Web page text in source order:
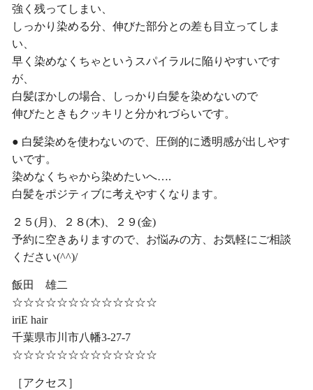
強く残ってしまい、
しっかり染める分、伸びた部分との差も目立ってしま
い、
早く染めなくちゃというスパイラルに陥りやすいです
が、
白髪ぼかしの場合、しっかり白髪を染めないので
伸びたときもクッキリと分かれづらいです。
● 白髪染めを使わないので、圧倒的に透明感が出しやす
いです。
染めなくちゃから染めたいへ….
白髪をポジティブに考えやすくなります。
２５(月)、２８(木)、２９(金)
予約に空きありますので、お悩みの方、お気軽にご相談
ください(^^)/
飯田 雄二
☆☆☆☆☆☆☆☆☆☆☆☆☆
iriE hair
千葉県市川市八幡3-27-7
☆☆☆☆☆☆☆☆☆☆☆☆☆
［アクセス］